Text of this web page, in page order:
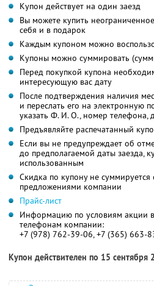
Купон действует на один заезд
Вы можете купить
себя и в подарок
Каждым купоном можно
Купоны можно суммировать
Перед покупкой купона
интересующую вас дату
После подтверждения наличия
и переслать его на электронную
указать Ф. И. О., номер телефона,
Предъявляйте распечатанный
Если вы не предупреждает об
до предполагаемой даты заезда,
использованным
Скидка по купону не
предложениями компании
Прайс-лист
Информацию по условиям акции
телефонам компании:
+7 (978) 762-39-06, +7 (365) 663-
Купон действителен по 15 сентября